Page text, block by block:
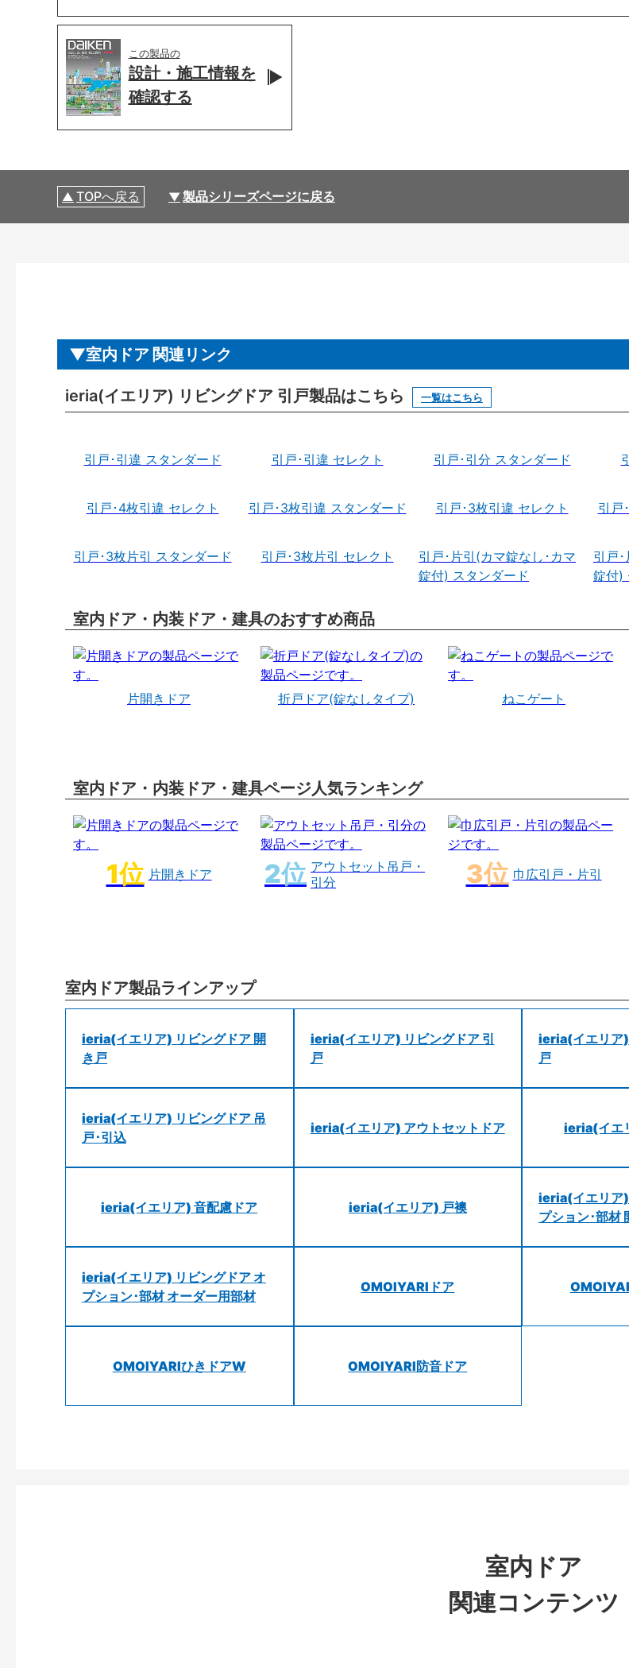
この製品の
設計・施工情報を
確認する
TOPへ戻る 製品シリーズページに戻る
室内ドア 関連リンク
ieria(イエリア) リビングドア 引戸製品はこちら 一覧はこちら
引戸･引違 スタンダード 引戸･引違 セレクト 引戸･引分 スタンダード
引戸･4枚引違 セレクト 引戸･3枚引違 スタンダード 引戸･3枚引違 セレクト 引戸
引戸･3枚片引 スタンダード 引戸･3枚片引 セレクト
引戸･片引(カマ錠なし･カマ
錠付) スタンダード
引戸
錠付)
室内ドア・内装ドア・建具のおすすめ商品
片開きドア 折戸ドア(錠なしタイプ)
ねこゲート
室内ドア・内装ドア・建具ページ人気ランキング
片開きドア
アウトセット吊戸・
引分
巾広引戸・片引
室内ドア製品ラインアップ
ieria(イエリア) リビングドア 開
き戸
ieria(イエリア) リビングドア 引
戸
ieria(イエリア)
戸
ieria(イエリア) リビングドア 吊
戸･引込
ieria(イエリア) アウトセットドア ieria(イエ
ieria(イエリア) 音配慮ドア ieria(イエリア) 戸襖
ieria(イエリア)
プション･部材
ieria(イエリア) リビングドア オ
プション･部材 オーダー用部材
OMOIYARIドア
OMOIYARIひきドアW OMOIYARI防音ドア
室内ドア
関連コンテンツ